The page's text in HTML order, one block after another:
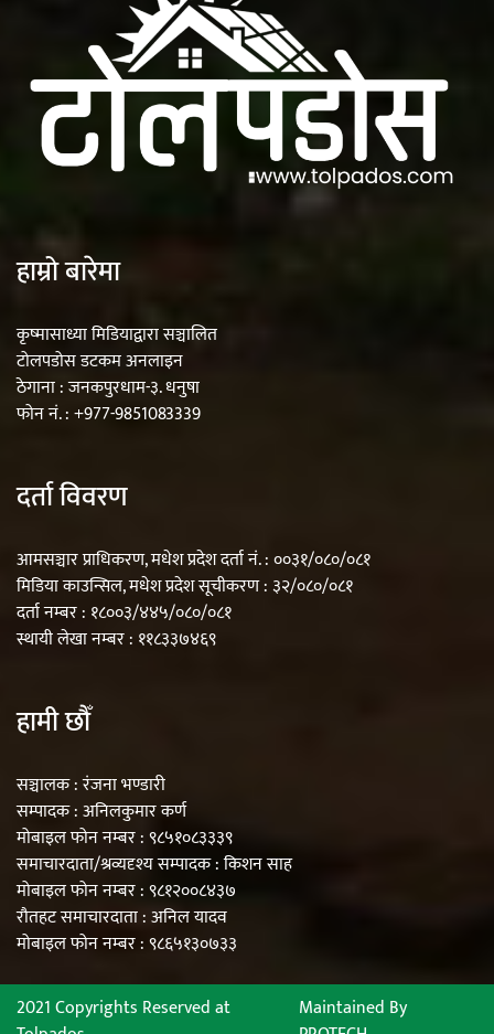
हाम्रो बारेमा
कृष्मासाध्या मिडियाद्वारा सञ्चालित
टोलपडोस डटकम अनलाइन
ठेगाना : जनकपुरधाम-३. धनुषा
फोन नं. : +977-9851083339
दर्ता विवरण
आमसञ्चार प्राधिकरण, मधेश प्रदेश दर्ता नं. : ००३१/०८०/०८१
मिडिया काउन्सिल, मधेश प्रदेश सूचीकरण : ३२/०८०/०८१
दर्ता नम्बर : १८००३/४४५/०८०/०८१
स्थायी लेखा नम्बर : ११८३३७४६९
हामी छौँ
सञ्चालक : रंजना भण्डारी
सम्पादक : अनिलकुमार कर्ण
मोबाइल फोन नम्बर : ९८५१०८३३३९
समाचारदाता/श्रव्यदृश्य सम्पादक : किशन साह
मोबाइल फोन नम्बर : ९८१२००८४३७
रौतहट समाचारदाता : अनिल यादव
मोबाइल फोन नम्बर : ९८६५१३०७३३
2021 Copyrights Reserved at
Maintained By